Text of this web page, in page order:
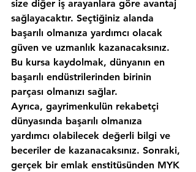
size diğer iş arayanlara göre avantaj
sağlayacaktır. Seçtiğiniz alanda
başarılı olmanıza yardımcı olacak
güven ve uzmanlık kazanacaksınız.
Bu kursa kaydolmak, dünyanın en
başarılı endüstrilerinden birinin
parçası olmanızı sağlar.
Ayrıca, gayrimenkulün rekabetçi
dünyasında başarılı olmanıza
yardımcı olabilecek değerli bilgi ve
beceriler de kazanacaksınız. Sonraki,
gerçek bir emlak enstitüsünden MYK